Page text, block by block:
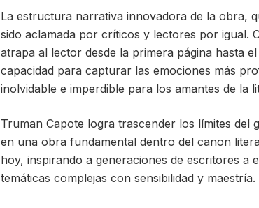
La estructura narrativa innovadora de la obra,
sido aclamada por críticos y lectores por igual.
atrapa al lector desde la primera página hasta
capacidad para capturar las emociones más
inolvidable e imperdible para los amantes de la
Truman Capote logra trascender los límites
en una obra fundamental dentro del canon
hoy, inspirando a generaciones de escritores
temáticas complejas con sensibilidad y maestría.